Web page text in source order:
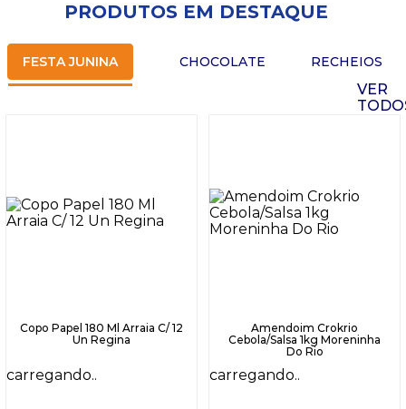
PRODUTOS EM DESTAQUE
FESTA JUNINA CHOCOLATE RECHEIOS
Copo Papel 180 Ml Arraia C/ 12
Un Regina
carregando..
Amendoim Crokrio
Cebola/Salsa 1kg Moreninha
Do Rio
carregando..
VER